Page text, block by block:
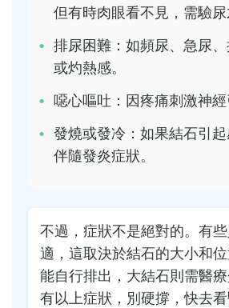
但有時肉眼看不見，需驗尿
排尿困難：如頻尿、急尿
或灼熱感。
噁心嘔吐：因疼痛刺激神經
發燒或發冷：如果結石引
伴隨發炎症狀。
不過，症狀不是絕對的。有
適，這取決於結石的大小和
能自行排出，大結石則需醫
有以上症狀，別硬撐，快去